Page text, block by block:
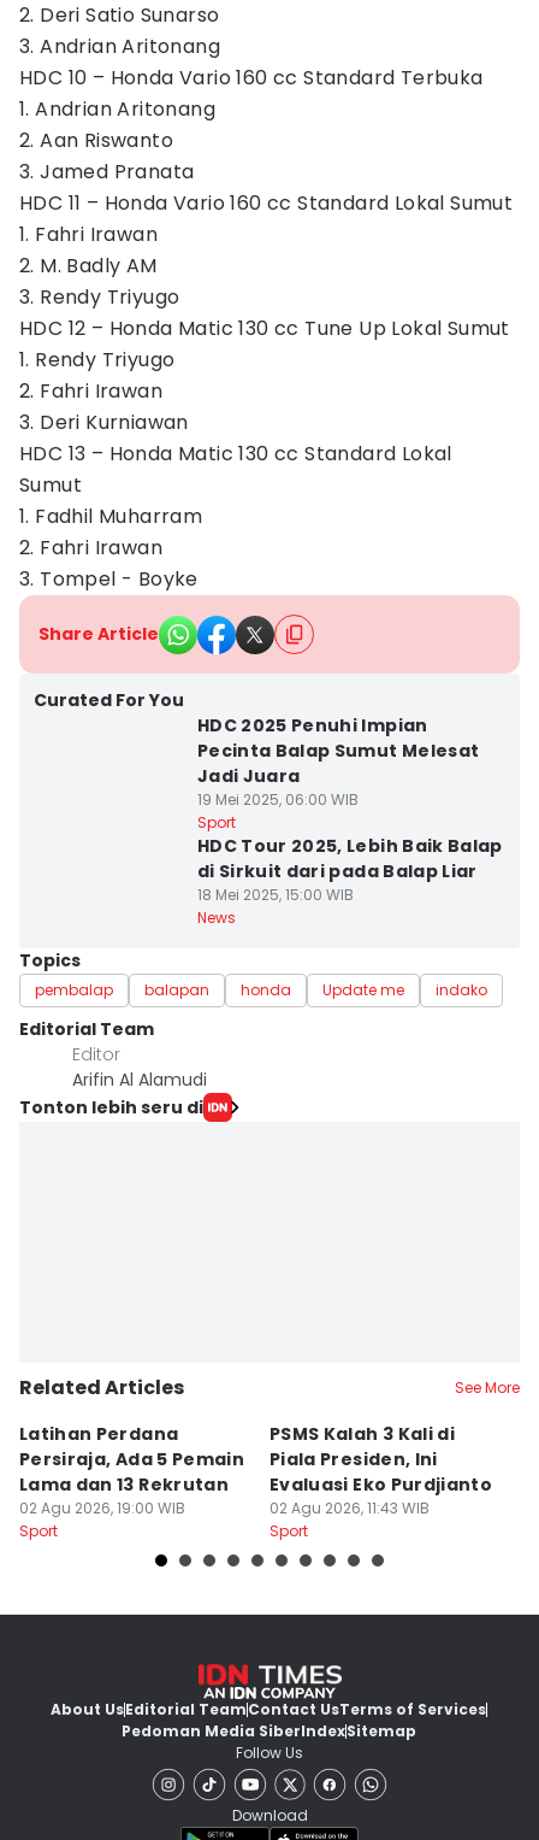
2. Deri Satio Sunarso
3. Andrian Aritonang
HDC 10 – Honda Vario 160 cc Standard Terbuka
1. Andrian Aritonang
2. Aan Riswanto
3. Jamed Pranata
HDC 11 – Honda Vario 160 cc Standard Lokal Sumut
1. Fahri Irawan
2. M. Badly AM
3. Rendy Triyugo
HDC 12 – Honda Matic 130 cc Tune Up Lokal Sumut
1. Rendy Triyugo
2. Fahri Irawan
3. Deri Kurniawan
HDC 13 – Honda Matic 130 cc Standard Lokal
Sumut
1. Fadhil Muharram
2. Fahri Irawan
3. Tompel - Boyke
Share Article
Curated For You
HDC 2025 Penuhi Impian
Pecinta Balap Sumut Melesat
Jadi Juara
19 Mei 2025, 06:00 WIB
Sport
HDC Tour 2025, Lebih Baik Balap
di Sirkuit dari pada Balap Liar
18 Mei 2025, 15:00 WIB
News
Topics
pembalap balapan honda Update me indako
Editorial Team
Editor
Arifin Al Alamudi
Tonton lebih seru di
Related Articles See More
Latihan Perdana
Persiraja, Ada 5 Pemain
Lama dan 13 Rekrutan
02 Agu 2026, 19:00 WIB
Sport
PSMS Kalah 3 Kali di
Piala Presiden, Ini
Evaluasi Eko Purdjianto
02 Agu 2026, 11:43 WIB
Sport
About UsEditorial TeamContact UsTerms of Services
Pedoman Media SiberIndexSitemap
Follow Us
Download